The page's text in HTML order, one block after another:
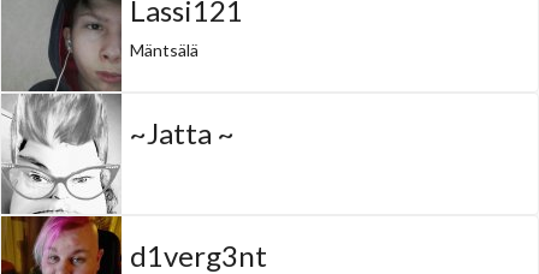
Lassi121
Mäntsälä
~Jatta ~
d1verg3nt